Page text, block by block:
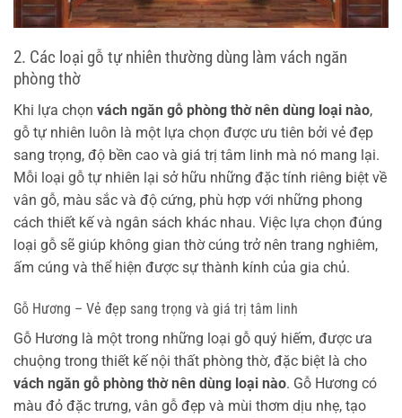
2. Các loại gỗ tự nhiên thường dùng làm vách ngăn
phòng thờ
Khi lựa chọn vách ngăn gỗ phòng thờ nên dùng loại nào,
gỗ tự nhiên luôn là một lựa chọn được ưu tiên bởi vẻ đẹp
sang trọng, độ bền cao và giá trị tâm linh mà nó mang lại.
Mỗi loại gỗ tự nhiên lại sở hữu những đặc tính riêng biệt về
vân gỗ, màu sắc và độ cứng, phù hợp với những phong
cách thiết kế và ngân sách khác nhau. Việc lựa chọn đúng
loại gỗ sẽ giúp không gian thờ cúng trở nên trang nghiêm,
ấm cúng và thể hiện được sự thành kính của gia chủ.
Gỗ Hương – Vẻ đẹp sang trọng và giá trị tâm linh
Gỗ Hương là một trong những loại gỗ quý hiếm, được ưa
chuộng trong thiết kế nội thất phòng thờ, đặc biệt là cho
vách ngăn gỗ phòng thờ nên dùng loại nào. Gỗ Hương có
màu đỏ đặc trưng, vân gỗ đẹp và mùi thơm dịu nhẹ, tạo